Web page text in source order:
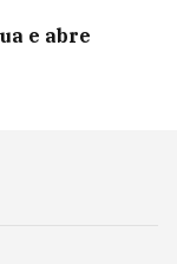
e abre